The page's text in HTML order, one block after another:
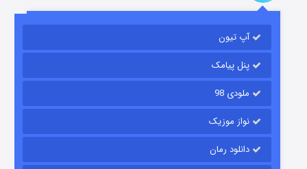
باب اسفنجی فصل ۱۷
قسمت۶ (زیرنویس) منتشر شد
آپ تیون
پنل پیامک
ملودی 98
نواز موزیک
دانلود رمان